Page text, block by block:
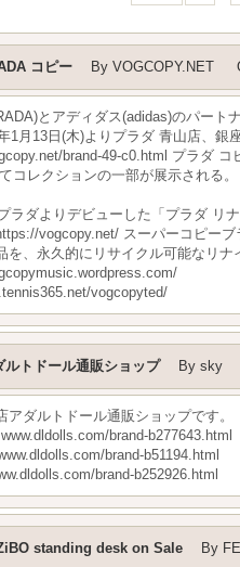
コピー By VOGCOPY.NET
とアディダス(adidas)のパート
1月13日(木)よりプラダ 青山店、
brand-49-c0.html プラダ
コレクションの一部が展示される。
ラダよりデビューした「プラダ リ
vogcopy.net/ スーパーコピー
を、永久的にリサイクル可能なリナ
vogcopyted/
ルトドール通販ショップ By sky
アダルトドール通販ショップです。
brand-b277643.html
brand-b51194.html
brand-b252926.html
standing desk on Sale By